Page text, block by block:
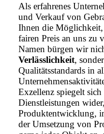
Als erfahrenes
und Verkauf von
Ihnen die
fairen Preis an uns zu
Namen bürgen wir
Verlässlichkeit,
Qualitätsstandards in
Exzellenz spiegelt
Dienstleistungen
Produktentwicklung,
der Umsetzung von